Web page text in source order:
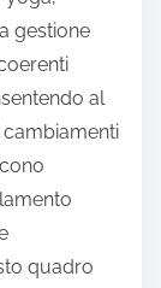
gestione
al
quadro